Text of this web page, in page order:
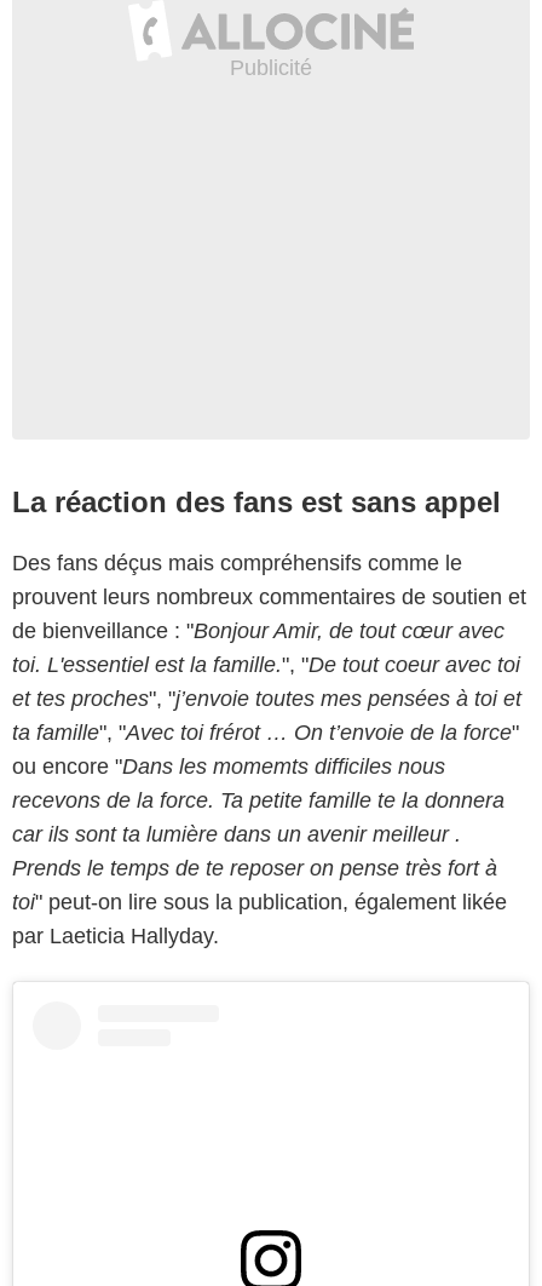
La réaction des fans est sans appel
Des fans déçus mais compréhensifs comme le
prouvent leurs nombreux commentaires de soutien et
de bienveillance : "Bonjour Amir, de tout cœur avec
toi. L'essentiel est la famille.", "De tout coeur avec toi
et tes proches", "j’envoie toutes mes pensées à toi et
ta famille", "Avec toi frérot … On t’envoie de la force"
ou encore "Dans les momemts difficiles nous
recevons de la force. Ta petite famille te la donnera
car ils sont ta lumière dans un avenir meilleur .
Prends le temps de te reposer on pense très fort à
toi" peut-on lire sous la publication, également likée
par Laeticia Hallyday.